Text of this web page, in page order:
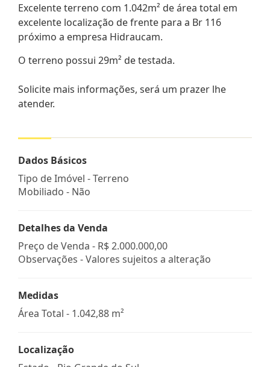
Excelente terreno com 1.042m² de área total em
excelente localização de frente para a Br 116
próximo a empresa Hidraucam.
O terreno possui 29m² de testada.
Solicite mais informações, será um prazer lhe
atender.
Dados Básicos
Tipo de Imóvel - Terreno
Mobiliado - Não
Detalhes da Venda
Preço de Venda - R$ 2.000.000,00
Observações - Valores sujeitos a alteração
Medidas
Área Total - 1.042,88 m²
Localização